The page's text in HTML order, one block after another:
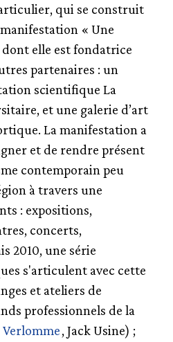
qui se construit
« Une
dont elle est fondatrice
partenaires : un
scientifique La
et une galerie d’art
La manifestation a
et de rendre présent
contemporain peu
à travers une
: expositions,
concerts,
2010, une série
s'articulent avec cette
et ateliers de
professionnels de la
, Jack Usine) ;